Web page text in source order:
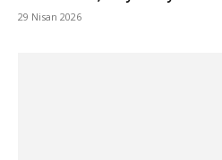
29 Nisan 2026